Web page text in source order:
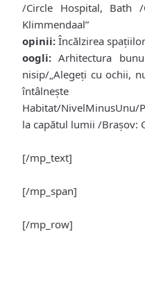
/Circle Hospital, Bath
Klimmendaal”
opinii: Încălzirea
oogli: Arhitectura
nisip/„Alegeţi cu ochii,
Habitat/NivelMinusUnu/
la capătul lumii /Braşov:
[/mp_text]
[/mp_span]
[/mp_row]